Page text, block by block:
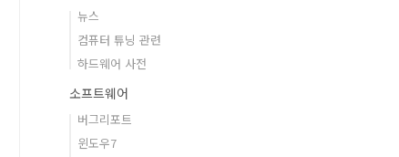
뉴스
컴퓨터 튜닝 관련
하드웨어 사전
소프트웨어
버그리포트
윈도우7